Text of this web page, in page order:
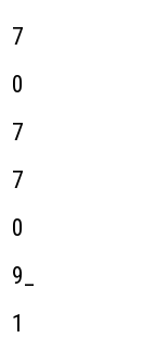
7
0
7
7
0
9_
1